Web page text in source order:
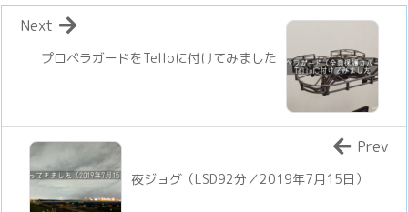
プロペラガードをTelloに付けてみました
Next
夜ジョグ（LSD92分／2019年7月15日）
Prev